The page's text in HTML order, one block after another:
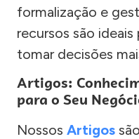
formalização e
recursos são
tomar decisões
Artigos:
para o Seu
Nossos Artigos